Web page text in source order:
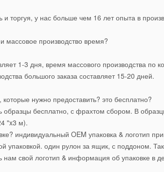
торгуя, у нас больше чем 16 лет опыта в
массовое производство время?
1-3 дня, время массового производства по
большого заказа составляет 15-20 дней.
нужно предоставить? это бесплатно?
бесплатно, с фрахтом сбором. В
"x3 м).
индивидуальный OEM упаковка & логотип
упаковкой. один рулон за ящик, с поддоном.
нам свой логотип & информация об упаковке в